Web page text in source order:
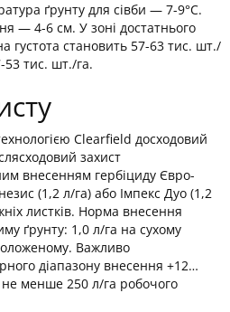
ґрунту для сівби — 7-9°С.
— 4-6 см. У зоні достатнього
густота становить 57-63 тис. шт./
53 тис. шт./га.
Clearfield досходовий
захист
внесенням гербіциду Євро-
(1,2 л/га) або Імпекс Дуо (1,2
листків. Норма внесення
ґрунту: 1,0 л/га на сухому
Важливо
діапазону внесення +12…
менше 250 л/га робочого